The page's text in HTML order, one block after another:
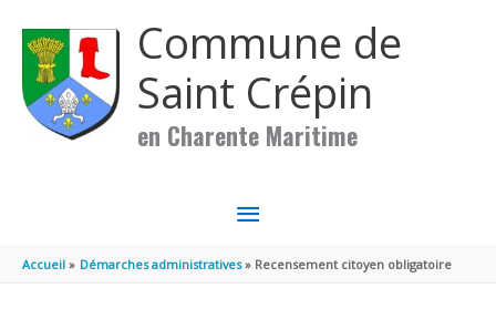
Commune de
Saint Crépin
en Charente Maritime
MENU
PRINCIPAL
Accueil Démarches administratives Recensement citoyen obligatoire